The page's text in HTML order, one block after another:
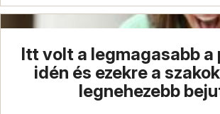
Itt volt a legmagasabb
idén és ezekre a
legnehezebb